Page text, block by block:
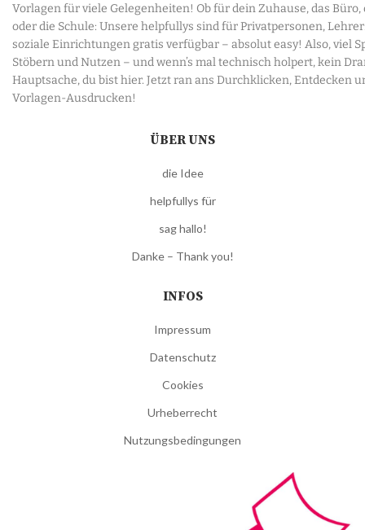
Vorlagen für viele Gelegenheiten! Ob für dein Zuhause, das Büro,
oder die Schule: Unsere helpfullys sind für Privatpersonen,
soziale Einrichtungen gratis verfügbar – absolut easy! Also, viel
Stöbern und Nutzen – und wenn’s mal technisch holpert, kein
Hauptsache, du bist hier. Jetzt ran ans Durchklicken, Entdecken
Vorlagen-Ausdrucken!
ÜBER UNS
die Idee
helpfullys für
sag hallo!
Danke – Thank you!
INFOS
Impressum
Datenschutz
Cookies
Urheberrecht
Nutzungsbedingungen